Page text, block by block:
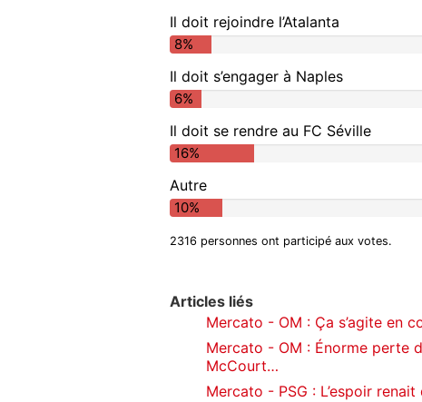
Il doit rejoindre l’Atalanta
8%
Il doit s’engager à Naples
6%
Il doit se rendre au FC Séville
16%
Autre
10%
2316 personnes ont participé aux votes.
Articles liés
Mercato - OM : Ça s’agite en
Mercato - OM : Énorme perte
McCourt…
Mercato - PSG : L’espoir